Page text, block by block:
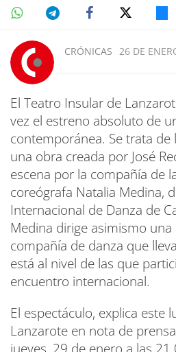
CRÓNICAS 26 DE
El Teatro Insular de
vez el estreno absoluto de
contemporánea. Se trata de
una obra creada por José
escena por la compañía de
coreógrafa Natalia Medina,
Internacional de Danza de
Medina dirige asimismo una
compañía de danza que
está al nivel de las que
encuentro internacional.
El espectáculo, explica este
Lanzarote en nota de
jueves, 29 de enero a las